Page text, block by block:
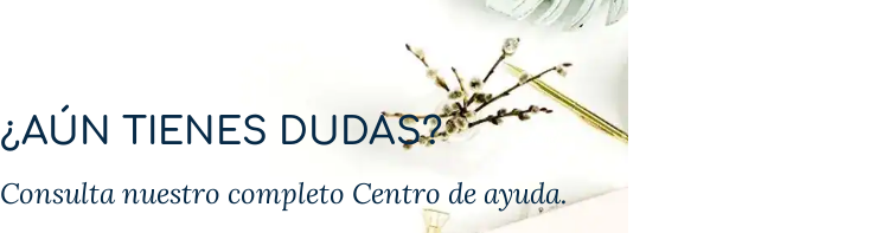
¿AÚN TIENES DUDAS?
Consulta nuestro completo Centro de ayuda.